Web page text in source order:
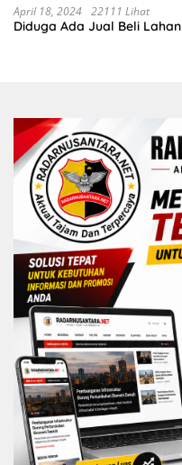
sudah selesai di tahun 2023
April 18, 2024 22111 Lihat
Diduga Ada Jual Beli